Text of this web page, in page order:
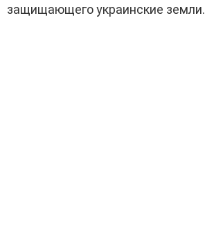
защищающего украинские земли.